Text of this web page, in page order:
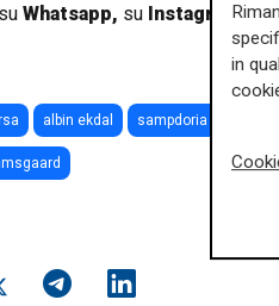
Whatsapp, su Instagram,su
albin ekdal sampdoria torino
in